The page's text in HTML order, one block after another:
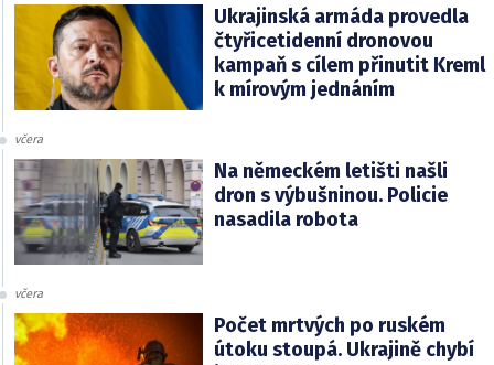
Ukrajinská armáda provedla
čtyřicetidenní dronovou
kampaň s cílem přinutit Kreml
k mírovým jednáním
včera
Na německém letišti našli
dron s výbušninou. Policie
nasadila robota
včera
Počet mrtvých po ruském
útoku stoupá. Ukrajině chybí